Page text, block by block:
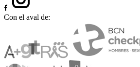
Con el aval de: